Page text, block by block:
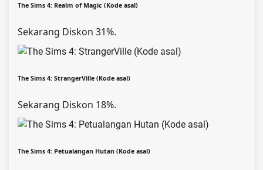
The Sims 4: Realm of Magic (Kode asal)
Sekarang Diskon 31%.
The Sims 4: StrangerVille (Kode asal)
Sekarang Diskon 18%.
The Sims 4: Petualangan Hutan (Kode asal)